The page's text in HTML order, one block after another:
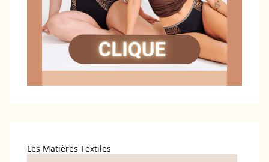
Les Matières Textiles